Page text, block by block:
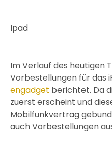
Ipad
Im Verlauf des heutigen
Vorbestellungen für das
engadget berichtet. Da
zuerst erscheint und
Mobilfunkvertrag
auch Vorbestellungen